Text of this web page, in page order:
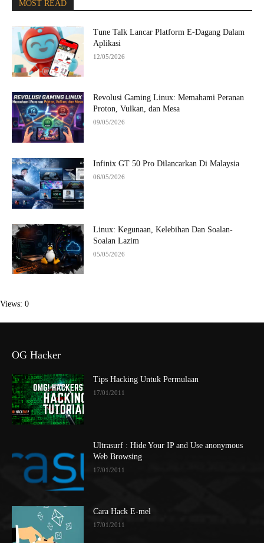
MOST READ
Tune Talk Lancar Platform E-Dagang Dalam
Aplikasi
12/05/2026
Revolusi Gaming Linux: Memahami Peranan
Proton, Vulkan, dan Mesa
09/05/2026
Infinix GT 50 Pro Dilancarkan Di Malaysia
06/05/2026
Linux: Kegunaan, Kelebihan Dan Soalan-
Soalan Lazim
05/05/2026
Views: 0
OG Hacker
Tips Hacking Untuk Permulaan
17/01/2011
Ultrasurf : Hide Your IP and Use anonymous
Web Browsing
17/01/2011
Cara Hack E-mel
17/01/2011